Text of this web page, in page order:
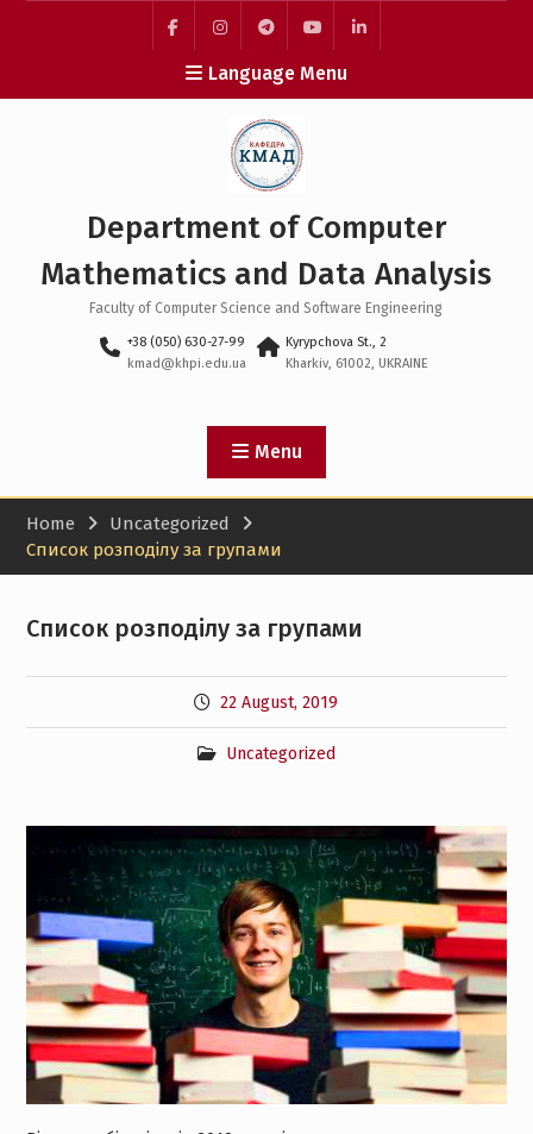
facebookinstagramtelegramyoutubelinkedin
Language Menu
Department of Computer
Mathematics and Data Analysis
Faculty of Computer Science and Software Engineering
+38 (050) 630-27-99
kmad@khpi.edu.ua
Kyrypchova St., 2
Kharkiv, 61002, UKRAINE
Menu
Home
Uncategorized
Список розподілу за групами
Список розподілу за групами
22 August, 2019
Uncategorized